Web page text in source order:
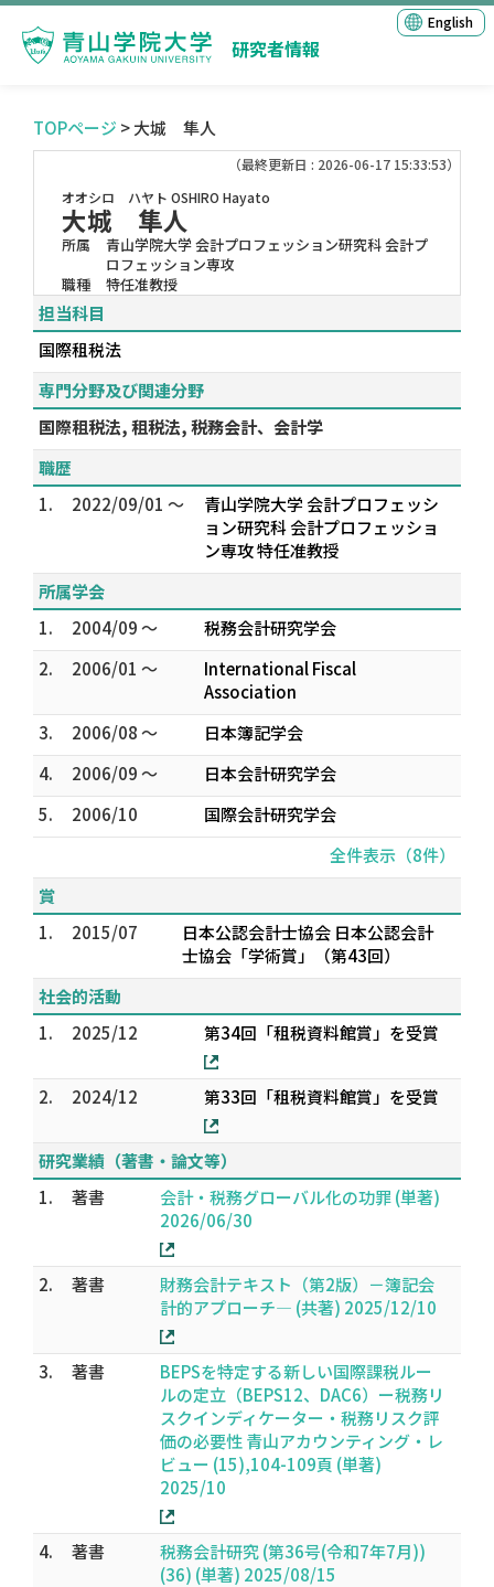
研究者情報
English
TOPページ > 大城 隼人
（最終更新日 : 2026-06-17 15:33:53）
オオシロ ハヤト OSHIRO Hayato
大城 隼人
所属
青山学院大学 会計プロフェッション研究科 会計プ
ロフェッション専攻
職種
特任准教授
担当科目
国際租税法
専門分野及び関連分野
国際租税法, 租税法, 税務会計、会計学
職歴
1.
2022/09/01 ～
青山学院大学 会計プロフェッシ
ョン研究科 会計プロフェッショ
ン専攻 特任准教授
所属学会
1.
2004/09 ～
税務会計研究学会
2.
2006/01 ～
International Fiscal
Association
3.
2006/08 ～
日本簿記学会
4.
2006/09 ～
日本会計研究学会
5.
2006/10
国際会計研究学会
全件表示（8件）
賞
1.
2015/07
日本公認会計士協会 日本公認会計
士協会「学術賞」（第43回）
社会的活動
1.
2025/12 第34回「租税資料館賞」を受賞
2. 2024/12 第33回「租税資料館賞」を受賞
研究業績（著書・論文等）
1.
著書
会計・税務グローバル化の功罪 (単著)
2026/06/30
2. 著書
財務会計テキスト（第2版）－簿記会
計的アプローチ― (共著) 2025/12/10
3. 著書
BEPSを特定する新しい国際課税ルー
ルの定立（BEPS12、DAC6）ー税務リ
スクインディケーター・税務リスク評
価の必要性 青山アカウンティング・レ
ビュー (15),104-109頁 (単著)
2025/10
4. 著書
税務会計研究 (第36号(令和7年7月))
(36) (単著) 2025/08/15